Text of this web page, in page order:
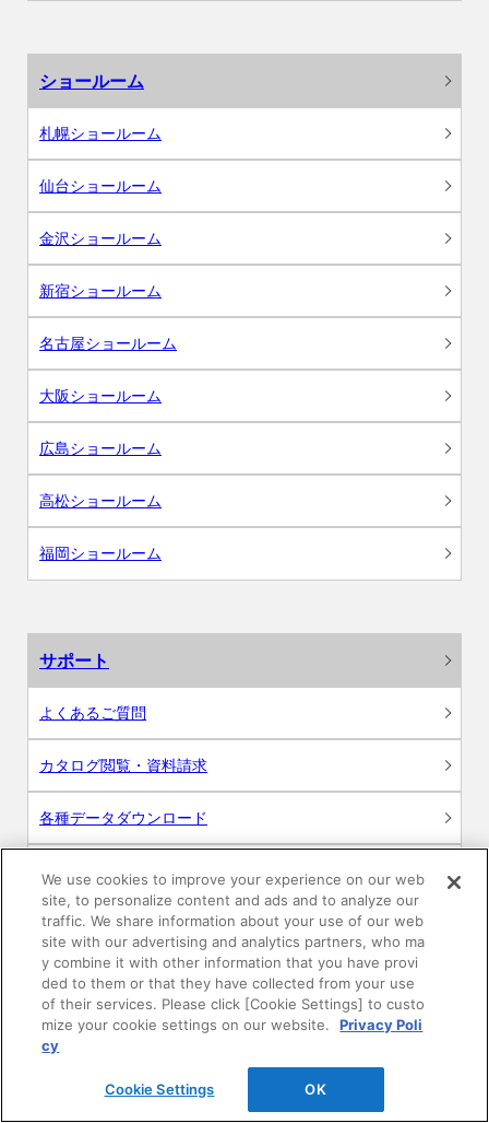
ショールーム
札幌ショールーム
仙台ショールーム
金沢ショールーム
新宿ショールーム
名古屋ショールーム
大阪ショールーム
広島ショールーム
高松ショールーム
福岡ショールーム
サポート
よくあるご質問
カタログ閲覧・資料請求
各種データダウンロード
WEB見積・各種シミュレーション
交換用部品の購入
修理・点検
お問い合わせ
We use cookies to improve your experience on our web
site, to personalize content and ads and to analyze our
traffic. We share information about your use of our web
site with our advertising and analytics partners, who ma
y combine it with other information that you have provi
ded to them or that they have collected from your use
of their services. Please click [Cookie Settings] to custo
mize your cookie settings on our website.
Privacy Poli
cy
Cookie Settings OK